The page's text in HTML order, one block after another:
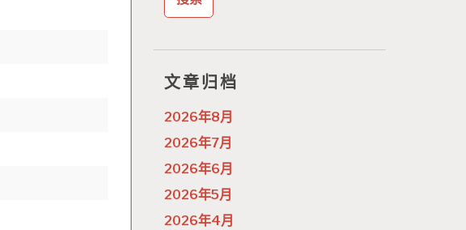
文章归档
2026年8月
2026年7月
2026年6月
2026年5月
2026年4月